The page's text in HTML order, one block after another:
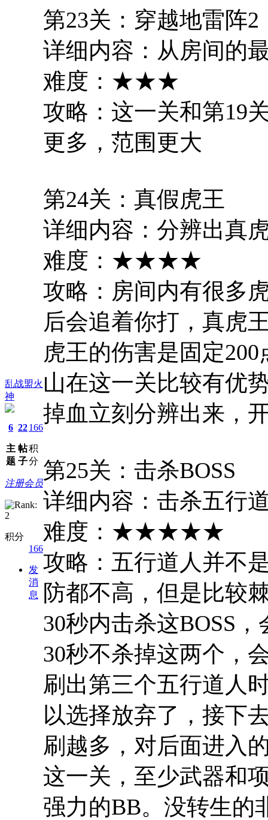
乱战盟火
神
6
主
题
22
帖
子
166
积
分
注册会员
积分
166
发
消
息
第23关：穿越地雷阵2
详细内容：从房间的
难度：★★★
攻略：这一关和第19
更多，范围更大
第24关：真假虎王
详细内容：分辨出真
难度：★★★★
攻略：房间内有很多
后会追着你打，真虎
虎王的伤害是固定
山在这一关比较有优
掉血立刻分辨出来，
第25关：击杀BOSS
详细内容：击杀五行
难度：★★★★★
攻略：五行道人并不
防都不高，但是比较
30秒内击杀这BOSS
30秒不杀掉这两个，
刷出第三个五行道人
以选择放弃了，接下
刷越多，对后面进入
这一关，至少武器和
强力的BB。没转生的